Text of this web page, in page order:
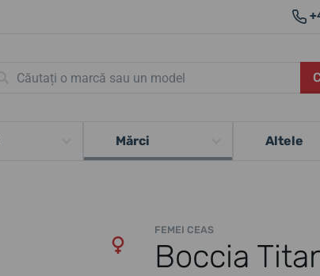
Mărci Altele
FEMEI CEAS
Boccia